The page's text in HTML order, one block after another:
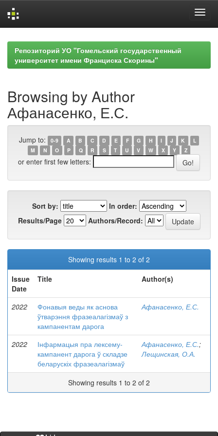
navigationРепозиторий УО "Гомельский государственный
университет имени Франциска Скорины"
Browsing by Author
Афанасенко, Е.С.
Jump to: 0-9 A B C D E F G H I J K
L
M
N O P Q R S T U V W X Y Z
or enter first few letters:
Sort by:
In order:
Results/Page
Authors/Record:
Showing results 1 to 2 of 2
Issue
Date
Title Author(s)
2022
Фонавыя веды як аснова
ўтварэння фразеалагізмаў з
кампанентам дарога
Афанасенко, Е.С.
2022
Інфармацыя пра лексему-
кампанент дарога ў складзе
беларускіх фразеалагізмаў
Афанасенко, Е.С.;
Лещинская, О.А.
Showing results 1 to 2 of 2